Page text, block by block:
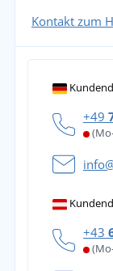
Kontakt zum
+49
+43